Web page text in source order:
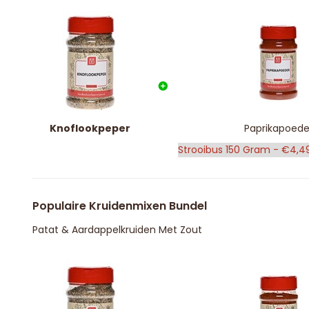
Knoflookpeper
Populaire Kruidenmixen Bundel
Patat & Aardappelkruiden Met Zout